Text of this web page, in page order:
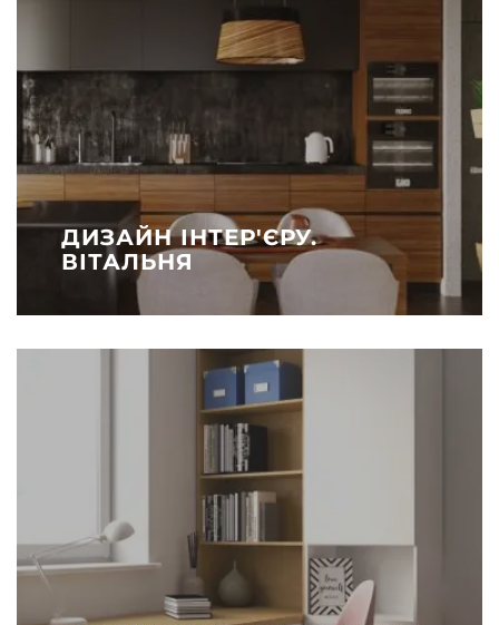
ДИЗАЙН ІНТЕР'ЄРУ.
ВІТАЛЬНЯ